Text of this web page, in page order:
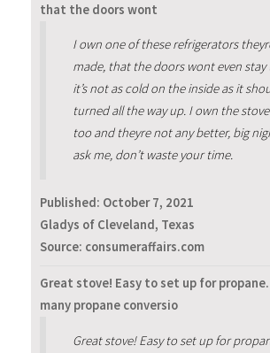
that the doors wont
I own one of these refrigerators
made, that the doors wont even
it’s not as cold on the inside as it
turned all the way up. I own the
too and theyre not any better, big
ask me, don’t waste your time.
Published: October 7, 2021
Gladys of Cleveland, Texas
Source: consumeraffairs.com
Great stove! Easy to set up for
many propane conversio
Great stove! Easy to set up for